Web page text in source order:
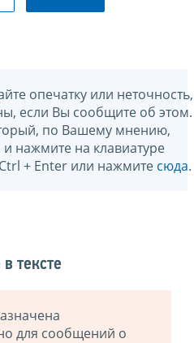
опечатку или неточность,
если Вы сообщите об этом.
по Вашему мнению,
нажмите на клавиатуре
+ Enter или нажмите сюда.
тексте
для сообщений о